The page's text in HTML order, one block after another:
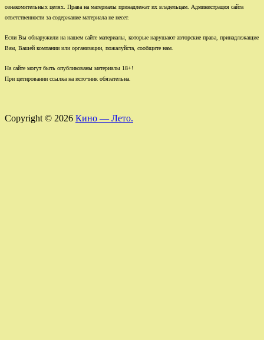
ознакомительных целях. Права на материалы принадлежат их владельцам. Администрация сайта
ответственности за содержание материала не несет.
Если Вы обнаружили на нашем сайте материалы, которые нарушают авторские права, принадлежащие
Вам, Вашей компании или организации, пожалуйста, сообщите нам.
На сайте могут быть опубликованы материалы 18+!
При цитировании ссылка на источник обязательна.
Copyright © 2026 Кино — Лето.